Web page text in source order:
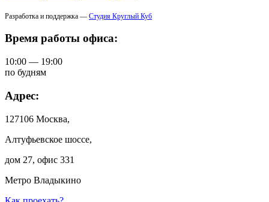
Разработка и поддержка — Студия Круглый Куб
Время работы офиса:
10:00 — 19:00
по будням
Адрес:
127106 Москва,
Алтуфьевское шоссе,
дом 27, офис 331
Метро Владыкино